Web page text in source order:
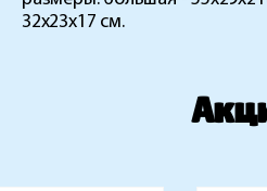
32х23х17 см.